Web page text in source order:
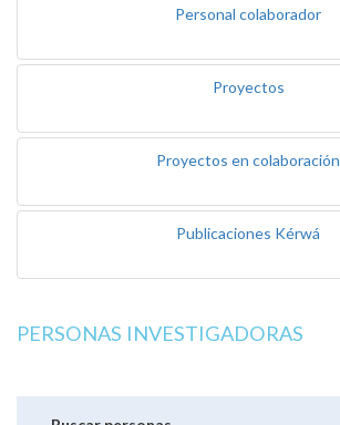
Personal colaborador
Proyectos
Proyectos en colaboración
Publicaciones Kérwá
PERSONAS INVESTIGADORAS